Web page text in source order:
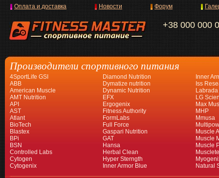
+38 000 000
Оплата и доставка Новости Форум
Производители спортивного питания
4SportLife GSI
ABB
American Muscle
AMT Nutrition
API
AST
Atlant
BioTech
Blastex
BPi
BSN
Controlled Labs
Cytogen
Cytogenix
Diamond Nutrition
Dymatize nutrition
Dynamic Nutrition
EFX
Ergogenix
Fitness Authority
FormLabs
Full Force
Gaspari Nutrition
GAT
Hansa
Herbal Clean
Hyper Sterngth
Inner Armor Blue
Inner
Iss
Labrada
LG
Max
MHP
Mmusa
Muscle
Muscle
Muscle
Natural